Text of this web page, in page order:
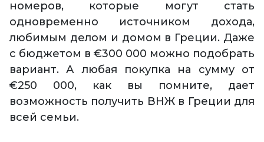
номеров, которые могут стать
одновременно источником дохода,
любимым делом и домом в Греции. Даже
с бюджетом в €300 000 можно подобрать
вариант. А любая покупка на сумму от
€250 000, как вы помните, дает
возможность получить ВНЖ в Греции для
всей семьи.